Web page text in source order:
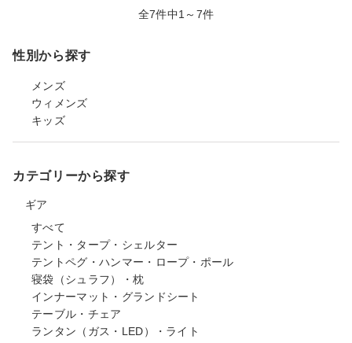
全7件中1～7件
性別から探す
メンズ
ウィメンズ
キッズ
カテゴリーから探す
ギア
すべて
テント・タープ・シェルター
テントペグ・ハンマー・ロープ・ポール
寝袋（シュラフ）・枕
インナーマット・グランドシート
テーブル・チェア
ランタン（ガス・LED）・ライト